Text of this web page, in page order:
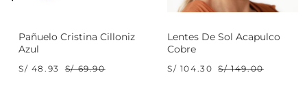
Pañuelo Cristina Cilloniz
Azul
S/ 48.93 S/ 69.90
Lentes De Sol Acapulco
Cobre
S/ 104.30 S/ 149.00